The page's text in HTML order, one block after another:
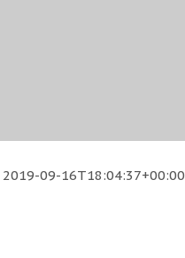
2019-09-16T18:04:37+00:00